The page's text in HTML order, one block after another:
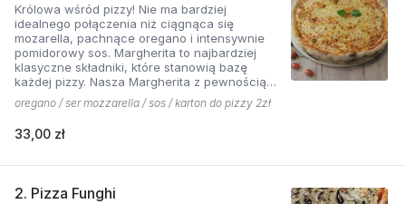
Królowa wśród pizzy! Nie ma bardziej
idealnego połączenia niż ciągnąca się
mozarella, pachnące oregano i intensywnie
pomidorowy sos. Margherita to najbardziej
klasyczne składniki, które stanowią bazę
każdej pizzy. Nasza Margherita z pewnością
nie ma sobie równych w okolicy!
oregano / ser mozzarella / sos / karton do pizzy 2zł
33,00 zł
2. Pizza Funghi